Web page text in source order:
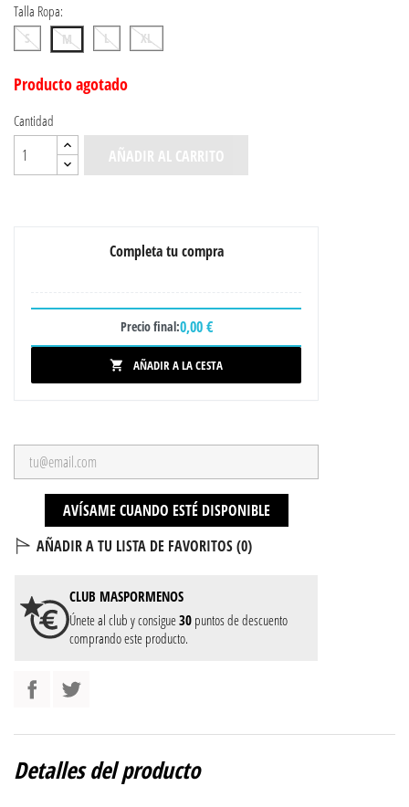
Talla Ropa:
S M L XL
Producto agotado
Cantidad
AÑADIR AL CARRITO
Completa tu compra
Precio final:0,00 €
 AÑADIR A LA CESTA
AVÍSAME CUANDO ESTÉ DISPONIBLE
AÑADIR A TU LISTA DE FAVORITOS (0)
CLUB MASPORMENOS
Únete al club y consigue30 puntos de descuento
comprando este producto.
Detalles del producto